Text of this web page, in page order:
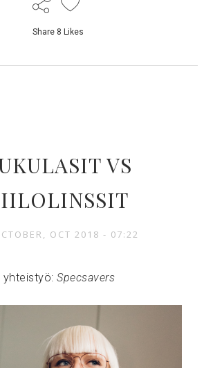
Share 8 Likes
VS
OCT 2018 - 07:22
yhteistyö:Specsavers